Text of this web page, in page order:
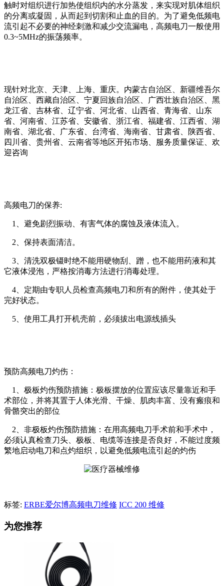
触时对组织进行加热使组织内的水分蒸发，来实现对肌体组织
的分离或凝固，从而起到切割和止血的目的。为了避免低频电
流引起不必要的神经刺激和减少交流漏电，高频电刀一般使用
0.3~5MHz的振荡频率。
现针对北京、天津、上海、重庆。内蒙古自治区、新疆维吾尔
自治区、西藏自治区、宁夏回族自治区、广西壮族自治区、黑
龙江省、吉林省、辽宁省、河北省、山西省、青海省、山东
省、河南省、江苏省、安徽省、浙江省、福建省、江西省、湖
南省、湖北省、广东省、台湾省、海南省、甘肃省、陕西省、
四川省、贵州省、云南省等地区开拓市场、服务质量保证、欢
迎咨询
高频电刀的保养:
1、避免剧烈振动、有害气体的腐蚀及液体流入。
2、保持表面清洁。
3、清洗双极镊时绝不能用硬物刮、蹭，也不能用药液和其
它液体浸泡，严格按消毒方法进行消毒处理。
4、定期由专职人员检查高频电刀和所有的附件，使其处于
完好状态。
5、使用工具打开机壳前，必须拔出电源线插头
预防高频电刀灼伤：
1、极板灼伤预防措施：极板摆放的位置应该尽量靠近和手
术部位，并将其置于人体光滑、干燥、肌肉丰富、没有瘢痕和
骨骼突出的部位
2、非极板灼伤预防措施：在用高频电刀手术前和手术中，
必须认真检查刀头、极板、电缆等连接是否良好，不能过度频
繁地启动电刀和点灼组织，以避免低频电流引起的灼伤
标签: ERBE爱尔博高频电刀维修 ICC 200 维修
为您推荐